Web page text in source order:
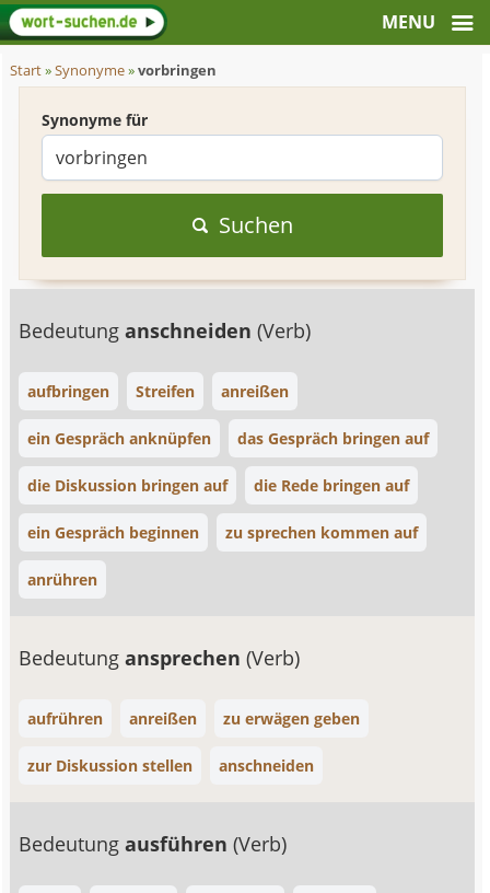
Start»Synonyme»vorbringen
Synonyme für
Suchen
Bedeutunganschneiden(Verb)
aufbringen Streifen anreißen
ein Gespräch anknüpfen das Gespräch bringen auf
die Diskussion bringen auf die Rede bringen auf
ein Gespräch beginnen zu sprechen kommen auf
anrühren
Bedeutungansprechen(Verb)
aufrühren anreißen zu erwägen geben
zur Diskussion stellen anschneiden
Bedeutungausführen(Verb)